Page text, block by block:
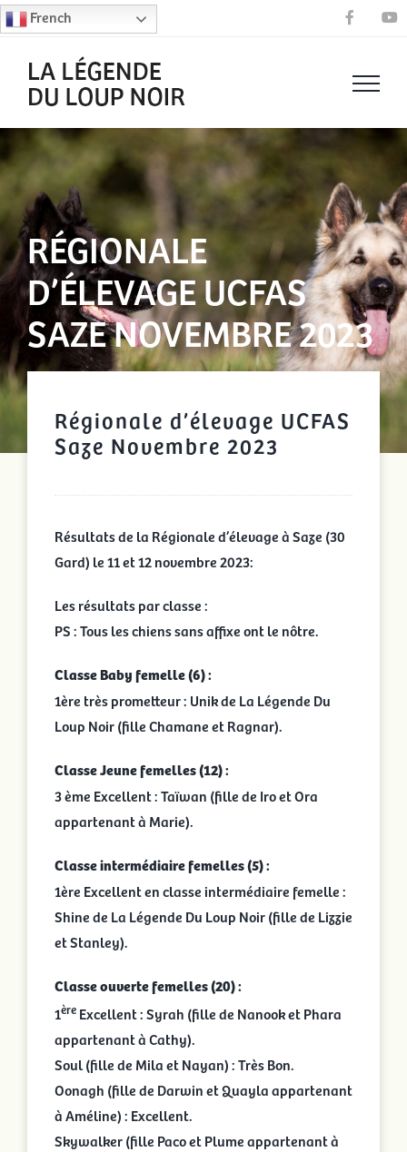
Passer
au
contenu
French
RÉGIONALE
D’ÉLEVAGE UCFAS
SAZE NOVEMBRE 2023
Régionale d’élevage UCFAS
Saze Novembre 2023
Résultats de la Régionale d’élevage à Saze (30
Gard) le 11 et 12 novembre 2023:
Les résultats par classe :
PS : Tous les chiens sans affixe ont le nôtre.
Classe Baby femelle (6) :
1ère très prometteur : Unik de La Légende Du
Loup Noir (fille Chamane et Ragnar).
Classe Jeune femelles (12) :
3 ème Excellent : Taïwan (fille de Iro et Ora
appartenant à Marie).
Classe intermédiaire femelles (5) :
1ère Excellent en classe intermédiaire femelle :
Shine de La Légende Du Loup Noir (fille de Lizzie
et Stanley).
Classe ouverte femelles (20) :
1èreExcellent : Syrah (fille de Nanook et Phara
appartenant à Cathy).
Soul (fille de Mila et Nayan) : Très Bon.
Oonagh (fille de Darwin et Quayla appartenant
à Améline) : Excellent.
Skywalker (fille Paco et Plume appartenant à